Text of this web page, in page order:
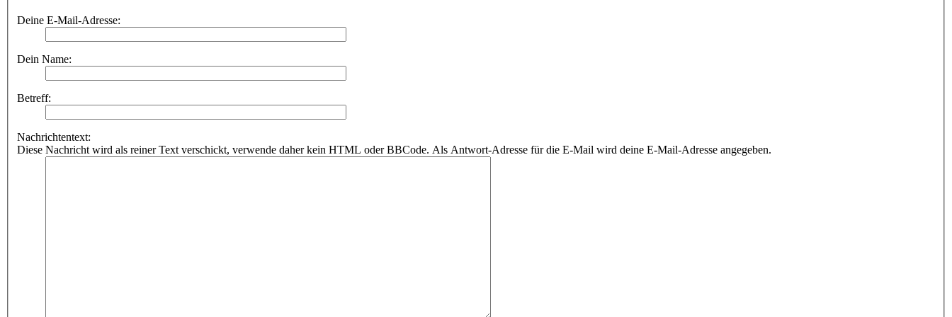
Deine E-Mail-Adresse:
Dein Name:
Betreff:
Nachrichtentext:
Diese Nachricht wird als reiner Text verschickt, verwende daher kein HTML oder BBCode. Als Antwort-Adresse für die E-Mail wird deine E-Mail-Adresse angegeben.